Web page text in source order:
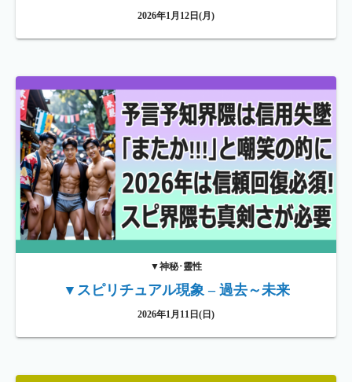
2026年1月12日(月)
▼神秘･靈性
▼スピリチュアル現象 – 過去～未来
2026年1月11日(日)